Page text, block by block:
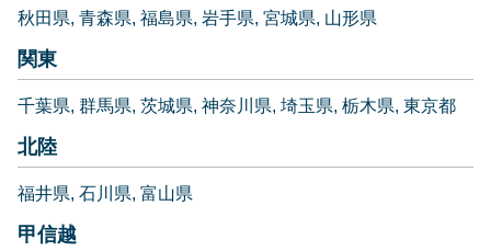
秋田県 青森県 福島県 岩手県 宮城県 山形県
関東
千葉県 群馬県 茨城県 神奈川県 埼玉県 栃木県 東京都
北陸
福井県 石川県 富山県
甲信越